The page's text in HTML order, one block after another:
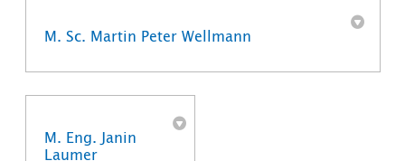
M. Sc. Martin Peter Wellmann
M. Eng. Janin
Laumer